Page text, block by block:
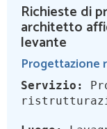
Richieste di
architetto
levante
Progettazione
Servizio: